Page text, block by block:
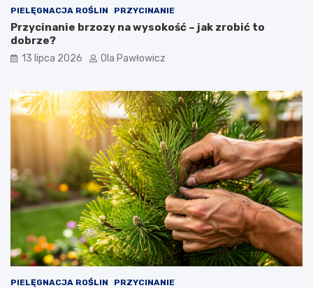
PIELĘGNACJA ROŚLIN PRZYCINANIE
Przycinanie brzozy na wysokość – jak zrobić to
dobrze?
13 lipca 2026 Ola Pawłowicz
PIELĘGNACJA ROŚLIN PRZYCINANIE